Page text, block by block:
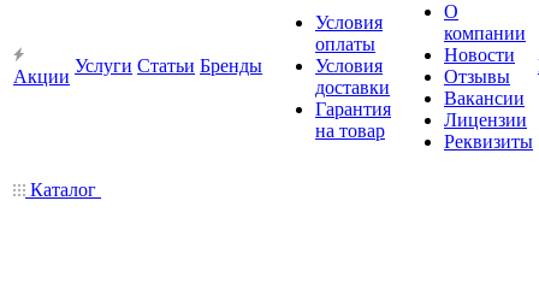
Акции
Услуги Статьи Бренды
Условия
оплаты
Условия
доставки
Гарантия
на товар
О
компании
Новости
Отзывы
Вакансии
Лицензии
Реквизиты
Каталог